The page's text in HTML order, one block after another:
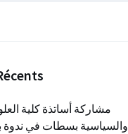
مشاركة أساتذة كلية
والسياسية بسطات في ندوة